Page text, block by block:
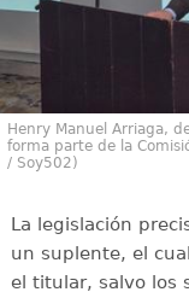
Henry Manuel Arriaga,
forma parte de la
/ Soy502)
La legislación
un suplente, el
el titular, salvo los